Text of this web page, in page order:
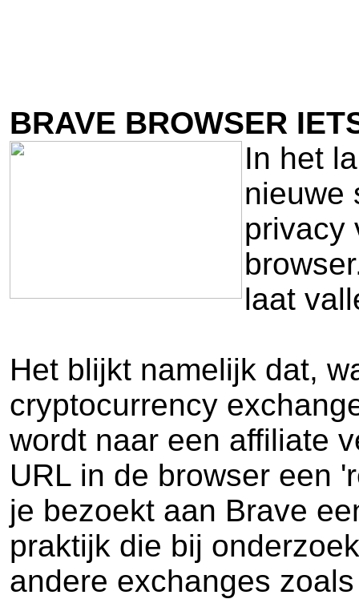
BRAVE BROWSER
In het
nieuwe
privacy
laat
Het blijkt namelijk dat,
cryptocurrency
wordt naar een affiliate
URL in de browser een
je bezoekt aan Brave
praktijk die bij
andere exchanges